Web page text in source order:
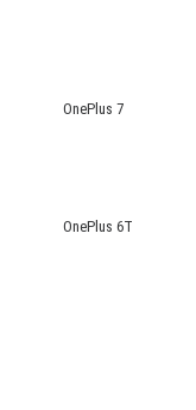
OnePlus 7
OnePlus 6T